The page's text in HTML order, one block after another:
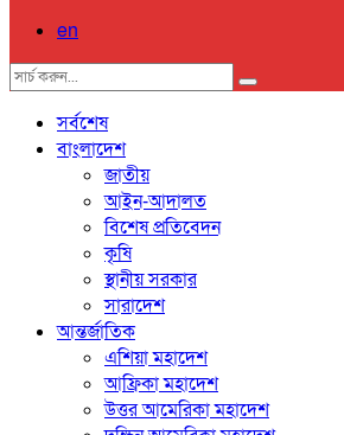
en
সর্বশেষ
বাংলাদেশ
জাতীয়
আইন-আদালত
বিশেষ প্রতিবেদন
কৃষি
স্থানীয় সরকার
সারাদেশ
আন্তর্জাতিক
এশিয়া মহাদেশ
আফ্রিকা মহাদেশ
উত্তর আমেরিকা মহাদেশ